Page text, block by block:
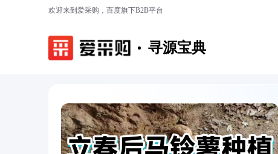
欢迎来到爱采购，百度旗下B2B平台
寻源宝典